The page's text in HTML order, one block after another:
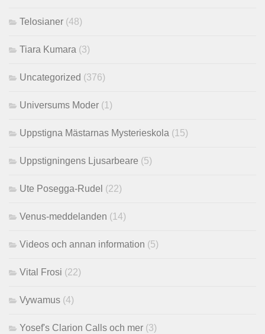
Telosianer (48)
Tiara Kumara (3)
Uncategorized (376)
Universums Moder (1)
Uppstigna Mästarnas Mysterieskola (15)
Uppstigningens Ljusarbeare (5)
Ute Posegga-Rudel (22)
Venus-meddelanden (14)
Videos och annan information (5)
Vital Frosi (22)
Vywamus (4)
Yosef's Clarion Calls och mer (3)